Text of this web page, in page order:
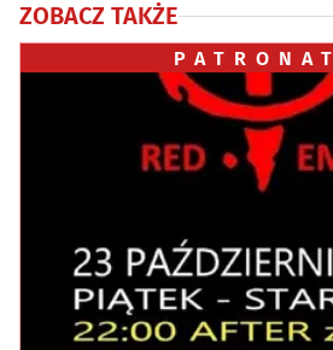
ZOBACZ TAKŻE
PATRONAT